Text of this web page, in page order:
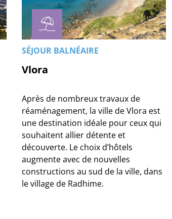
SÉJOUR BALNÉAIRE
Vlora
Après de nombreux travaux de
réaménagement, la ville de Vlora est
une destination idéale pour ceux qui
souhaitent allier détente et
découverte. Le choix d’hôtels
augmente avec de nouvelles
constructions au sud de la ville, dans
le village de Radhime.